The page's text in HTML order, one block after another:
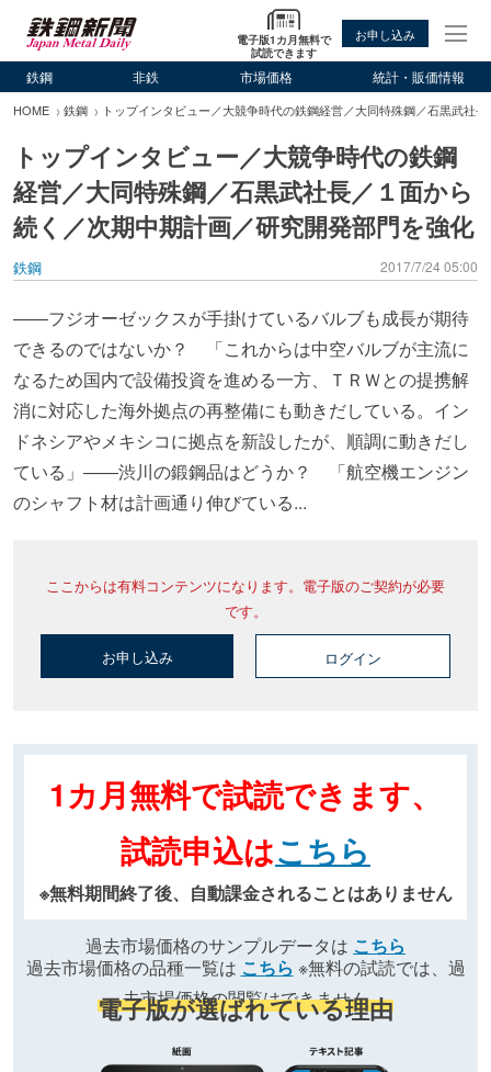
電子版1カ月無料で
試読できます
お申し込み
鉄鋼 非鉄 市場価格 統計・販価情報
HOME 鉄鋼 トップインタビュー／大競争時代の鉄鋼経営／大同特殊鋼／石黒武社
トップインタビュー／大競争時代の鉄鋼
経営／大同特殊鋼／石黒武社長／１面から
続く／次期中期計画／研究開発部門を強化
鉄鋼 2017/7/24 05:00
――フジオーゼックスが手掛けているバルブも成長が期待
できるのではないか？ 「これからは中空バルブが主流に
なるため国内で設備投資を進める一方、ＴＲＷとの提携解
消に対応した海外拠点の再整備にも動きだしている。イン
ドネシアやメキシコに拠点を新設したが、順調に動きだし
ている」――渋川の鍛鋼品はどうか？ 「航空機エンジン
のシャフト材は計画通り伸びている...
ここからは有料コンテンツになります。電子版のご契約が必要
です。
お申し込み ログイン
1カ月無料で試読できます、
試読申込はこちら
※無料期間終了後、自動課金されることはありません
過去市場価格のサンプルデータは こちら
過去市場価格の品種一覧は こちら ※無料の試読では、過
去市場価格の閲覧はできません
電子版が選ばれている理由